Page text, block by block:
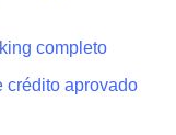
completo
crédito aprovado